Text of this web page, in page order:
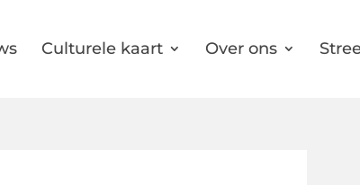
Culturele kaart Over ons